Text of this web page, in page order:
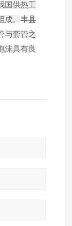
国供热工
。 丰县
与套管之
沫具有良